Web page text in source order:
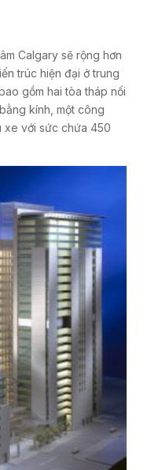
Calgary sẽ rộng hơn
trúc hiện đại ở trung
gồm hai tòa tháp nối
kính, một công
xe với sức chứa 450